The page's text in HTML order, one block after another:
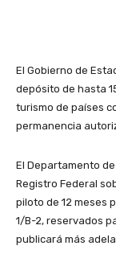
El Gobierno de
depósito de hasta
turismo de países
permanencia
El Departamento
Registro Federal
piloto de 12 meses
1/B-2, reservados
publicará más